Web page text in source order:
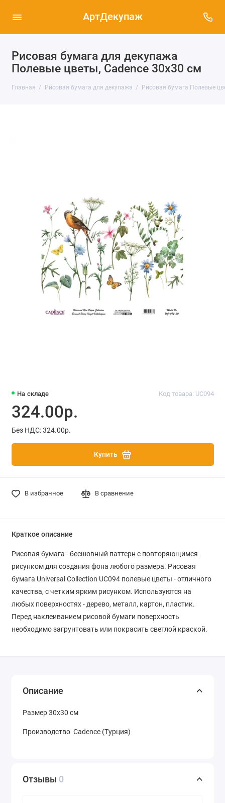
АртДекупаж
Рисовая бумага для декупажа
Полевые цветы, Cadence 30х30 см
Главная Рисовая бумага для декупажа Рисовая бумага Полевые
На складе Код товара: UC094
324.00р.
Без НДС: 324.00р.
Купить
В избранное В сравнение
Краткое описание
Рисовая бумага - бесшовный паттерн с повторяющимся
рисунком для создания фона любого размера. Рисовая
бумага Universal Collection UC094 полевые цветы - отличного
качества, с четким ярким рисунком. Используются на
любых поверхностях - дерево, металл, картон, пластик.
Перед наклеиванием рисовой бумаги поверхность
необходимо загрунтовать или покрасить светлой краской.
Описание
Размер 30х30 см
Производство Cadence (Турция)
Отзывы 0